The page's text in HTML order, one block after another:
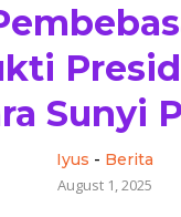
Sunyi
Iyus - Berita
August 1, 2025